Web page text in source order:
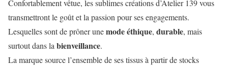
Confortablement vêtue, les sublimes créations d’Atelier 139 vous
transmettront le goût et la passion pour ses engagements.
Lesquelles sont de prôner unemode éthique, durable, mais
surtout dans labienveillance.
La marque source l’ensemble de ses tissus à partir de stocks